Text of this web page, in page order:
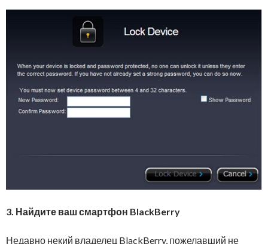
3. Найдите ваш смартфон BlackBerry
Недавно некий владелец BlackBerry, пожелавший не